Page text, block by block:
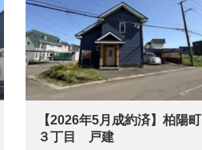
【2026年5月成約済】柏陽町
３丁目 戸建